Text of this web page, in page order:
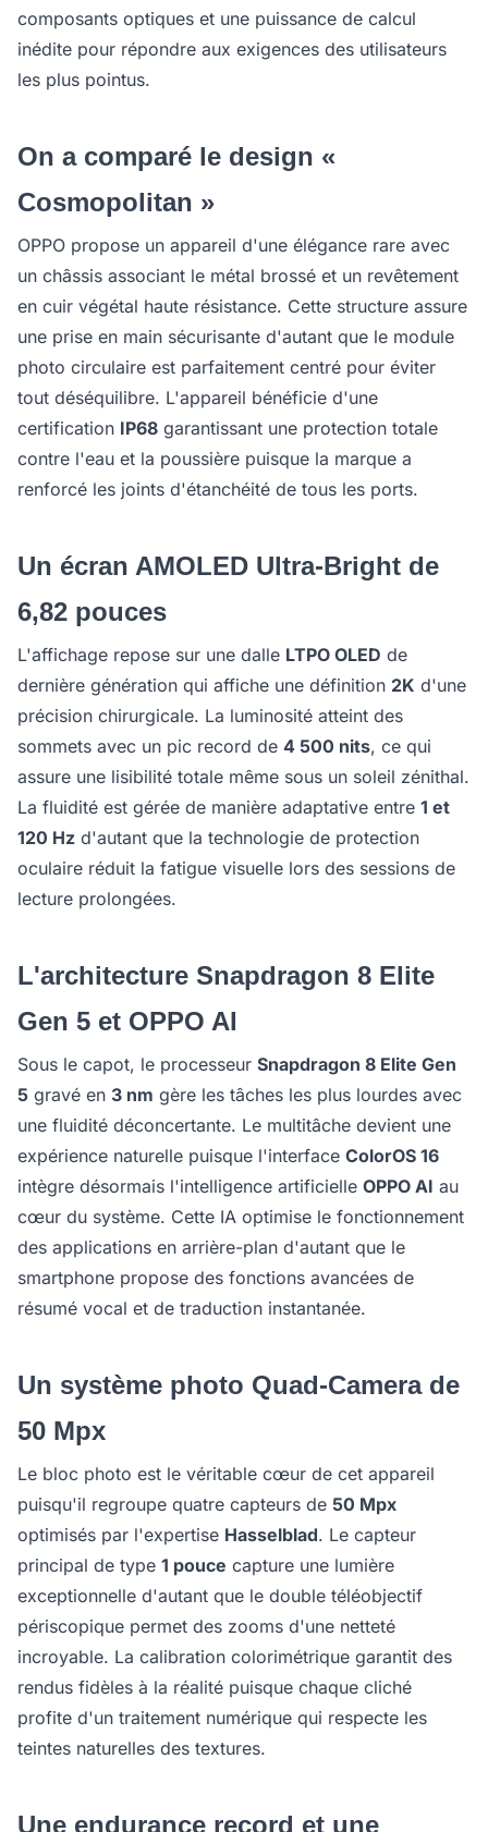
composants optiques et une puissance de calcul
inédite pour répondre aux exigences des utilisateurs
les plus pointus.
On a comparé le design «
Cosmopolitan »
OPPO propose un appareil d'une élégance rare avec
un châssis associant le métal brossé et un revêtement
en cuir végétal haute résistance. Cette structure assure
une prise en main sécurisante d'autant que le module
photo circulaire est parfaitement centré pour éviter
tout déséquilibre. L'appareil bénéficie d'une
certification IP68 garantissant une protection totale
contre l'eau et la poussière puisque la marque a
renforcé les joints d'étanchéité de tous les ports.
Un écran AMOLED Ultra-Bright de
6,82 pouces
L'affichage repose sur une dalle LTPO OLED de
dernière génération qui affiche une définition 2K d'une
précision chirurgicale. La luminosité atteint des
sommets avec un pic record de 4 500 nits, ce qui
assure une lisibilité totale même sous un soleil zénithal.
La fluidité est gérée de manière adaptative entre 1 et
120 Hz d'autant que la technologie de protection
oculaire réduit la fatigue visuelle lors des sessions de
lecture prolongées.
L'architecture Snapdragon 8 Elite
Gen 5 et OPPO AI
Sous le capot, le processeur Snapdragon 8 Elite Gen
5 gravé en 3 nm gère les tâches les plus lourdes avec
une fluidité déconcertante. Le multitâche devient une
expérience naturelle puisque l'interface ColorOS 16
intègre désormais l'intelligence artificielle OPPO AI au
cœur du système. Cette IA optimise le fonctionnement
des applications en arrière-plan d'autant que le
smartphone propose des fonctions avancées de
résumé vocal et de traduction instantanée.
Un système photo Quad-Camera de
50 Mpx
Le bloc photo est le véritable cœur de cet appareil
puisqu'il regroupe quatre capteurs de 50 Mpx
optimisés par l'expertise Hasselblad. Le capteur
principal de type 1 pouce capture une lumière
exceptionnelle d'autant que le double téléobjectif
périscopique permet des zooms d'une netteté
incroyable. La calibration colorimétrique garantit des
rendus fidèles à la réalité puisque chaque cliché
profite d'un traitement numérique qui respecte les
teintes naturelles des textures.
Une endurance record et une